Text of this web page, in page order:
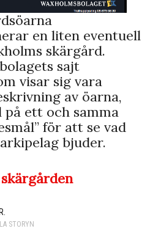
en liten eventuell
skärgård.
sajt
visar sig vara
av öarna,
ett och samma
för att se vad
bjuder.
STORYN